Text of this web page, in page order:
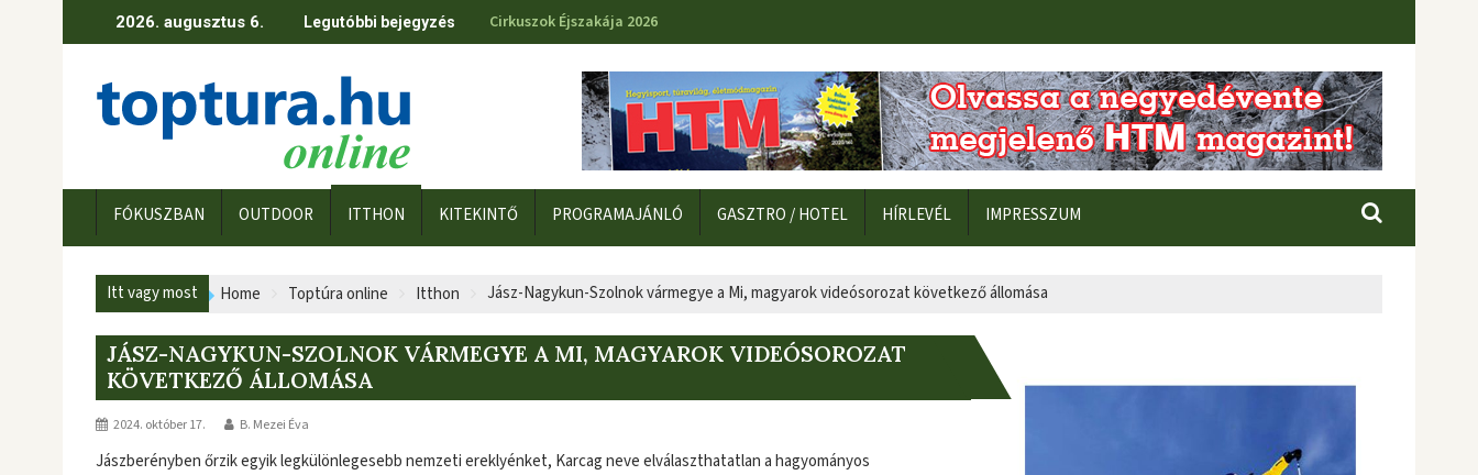
2026. augusztus 6. Legutóbbi bejegyzés Cirkuszok Éjszakája 2026
FÓKUSZBAN OUTDOOR ITTHON KITEKINTŐ PROGRAMAJÁNLÓ GASZTRO / HOTEL HÍRLEVÉL IMPRESSZUM
Itt vagy most Home Toptúra online Itthon Jász-Nagykun-Szolnok vármegye a Mi, magyarok videósorozat következő állomása
JÁSZ-NAGYKUN-SZOLNOK VÁRMEGYE A MI, MAGYAROK VIDEÓSOROZAT
KÖVETKEZŐ ÁLLOMÁSA
2024. október 17. B. Mezei Éva
Jászberényben őrzik egyik legkülönlegesebb nemzeti ereklyénket, Karcag neve elválaszthatatlan a hagyományos